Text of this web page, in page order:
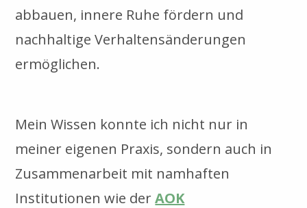
abbauen, innere Ruhe fördern und
nachhaltige Verhaltensänderungen
ermöglichen.
Mein Wissen konnte ich nicht nur in
meiner eigenen Praxis, sondern auch in
Zusammenarbeit mit namhaften
Institutionen wie derAOK